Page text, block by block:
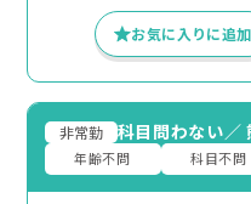
お気に入りに追加
非常勤 科目問わない／
年齢不問 科目不問